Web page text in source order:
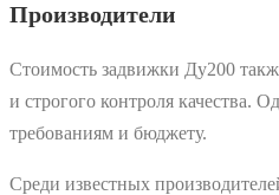
Производители
Стоимость задвижки Ду200
и строгого контроля качества.
требованиям и бюджету.
Среди известных